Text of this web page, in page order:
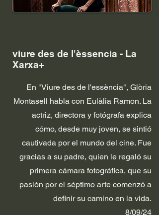
viure des de l'èssencia - La
Xarxa+
En "Viure des de l'essència", Glòria
Montasell habla con Eulàlia Ramon. La
actriz, directora y fotógrafa explica
cómo, desde muy joven, se sintió
cautivada por el mundo del cine. Fue
gracias a su padre, quien le regaló su
primera cámara fotográfica, que su
pasión por el séptimo arte comenzó a
definir su camino en la vida.
8/09/24